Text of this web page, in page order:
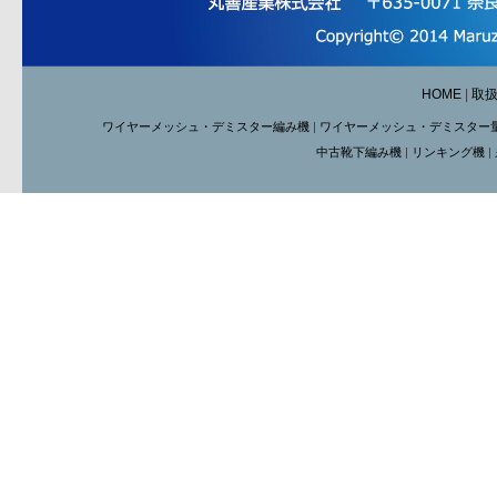
HOME |取
ワイヤーメッシュ・デミスター編み機 | ワイヤーメッシュ・デミスター
中古靴下編み機 | リンキング機 |